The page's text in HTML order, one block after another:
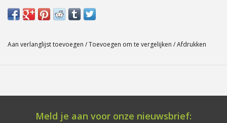
Aan verlanglijst toevoegen /Toevoegen om te vergelijken /Afdrukken
Meld je aan voor onze nieuwsbrief: